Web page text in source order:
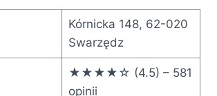
Kórnicka 148, 62-020
Swarzędz
★★★★☆ (4.5) – 581
opinii